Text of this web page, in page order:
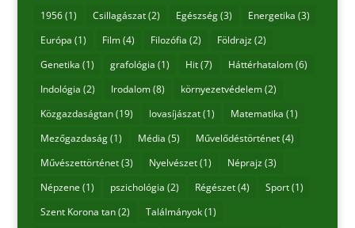
1956(1) Csillagászat(2) Egészség(3) Energetika (3)
Európa (1) Film(4) Filozófia (2) Földrajz(2)
Genetika (1) grafológia (1) Hit(7) Háttérhatalom(6)
Indológia (2) Irodalom(8) környezetvédelem(2)
Közgazdaságtan(19) lovasíjászat(1) Matematika (1)
Mezőgazdaság(1) Média (5) Művelődéstörténet(4)
Művészettörténet(3) Nyelvészet(1) Néprajz(3)
Népzene (1) pszichológia (2) Régészet(4) Sport(1)
Szent Korona tan(2) Találmányok(1)